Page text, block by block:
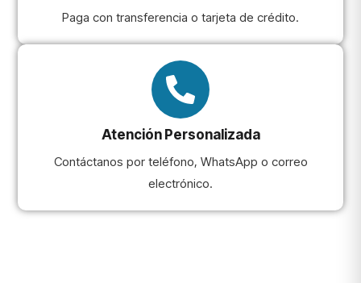
Paga con transferencia o tarjeta de crédito.
Atención Personalizada
Contáctanos por teléfono, WhatsApp o correo
electrónico.